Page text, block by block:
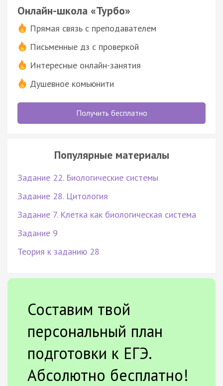
Онлайн-школа «Турбо»
Прямая связь с преподавателем
Письменные дз с проверкой
Интересные онлайн-занятия
Душевное комьюнити
Получить бесплатно
Популярные материалы
Задание 22. Биологические системы
Задание 28. Цитология
Задание 7. Клетка как биологическая система
Задание 9
Теория к заданию 28
Составим твой
персональный план
подготовки к ЕГЭ.
Абсолютно бесплатно!